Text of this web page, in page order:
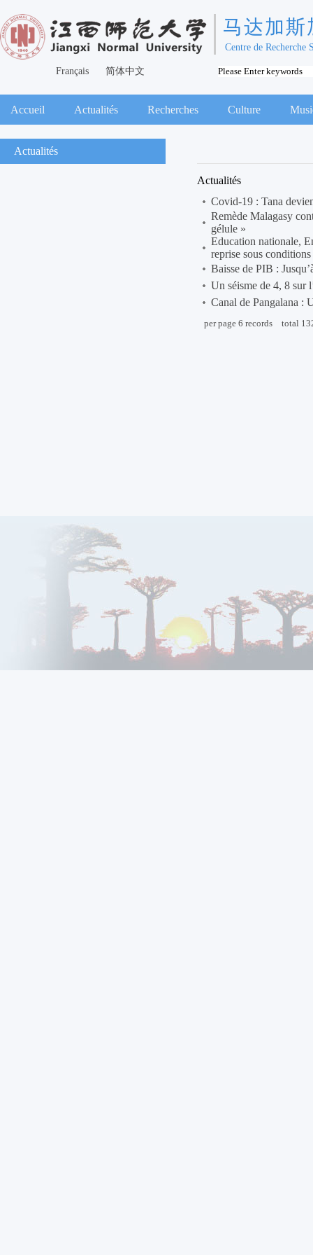
马达加斯
Centre de Recherche
Français 简体中文
Accueil Actualités Recherches Culture
Actualités
Actualités
Covid-19 : Tana
Remède Malagasy
gélule »
Education nationale,
reprise sous
Baisse de PIB :
Un séisme de 4, 8 sur
Canal de Pangalana :
per page 6 records total